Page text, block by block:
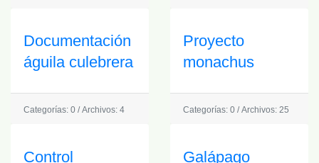
Documentación
águila culebrera
Categorías: 0/Archivos: 4
Proyecto
monachus
Categorías: 0/Archivos: 25
Control
Galápago